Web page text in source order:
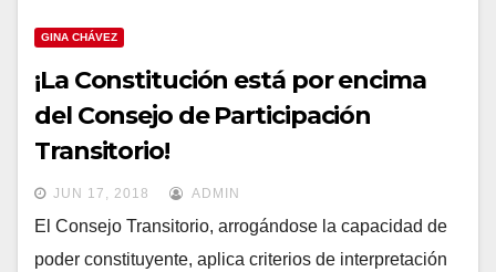
GINA CHÁVEZ
¡La Constitución está por encima
del Consejo de Participación
Transitorio!
JUN 17, 2018 ADMIN
El Consejo Transitorio, arrogándose la capacidad de
poder constituyente, aplica criterios de interpretación